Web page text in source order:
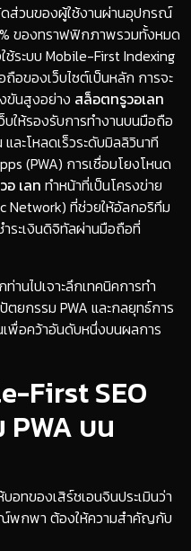
ส่วนของผู้ใช้งานผ่านอุปกรณ์
ของทราฟฟิกภาพรวมทั้งหมด
ระบบ Mobile-First Indexing
ถือของเว็บไซต์เป็นหลัก การจะ
ขันสูงอย่าง สล็อตทรูวอเลท
ให้รองรับการทำงานบนมือถือ
ละโหลดเร็วระดับมิลลิวินาที
(PWA) การเชื่อมโยงโหนด
อ เลท ทำหน้าที่เป็นโครงข่าย
Network) ที่ช่วยให้อัลกอริทึม
ระเงินดิจิทัลผ่านมือถือที่
านไปเจาะลึกเทคนิคการทำ
ยกรรม PWA และกลยุทธ์การ
พื่อคว้าอันดับหนึ่งบนผลการ
First SEO
บน
อทของเสิร์ชเอนจินประเมินว่า
พกพา ต้องให้ความสำคัญกับ